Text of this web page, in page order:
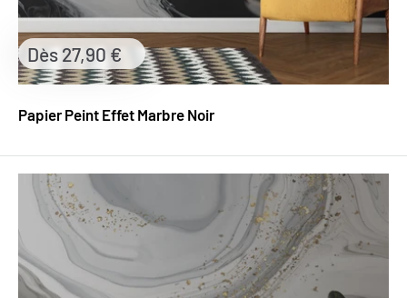
Papier Peint Effet Marbre Noir
Prix
réduit
Dès 27,90 €